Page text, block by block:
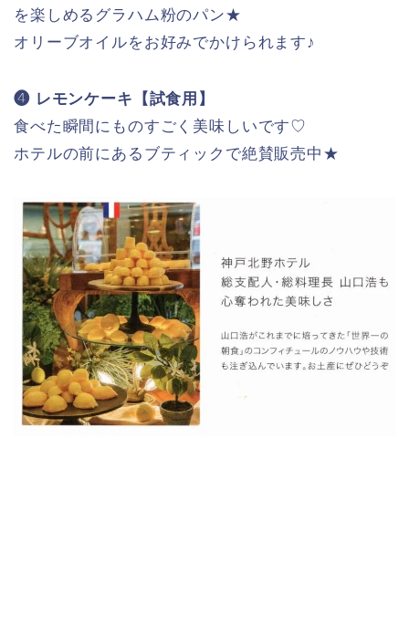
を楽しめるグラハム粉のパン★
オリーブオイルをお好みでかけられます♪
❹ レモンケーキ【試食用】
食べた瞬間にものすごく美味しいです♡
ホテルの前にあるブティックで絶賛販売中★